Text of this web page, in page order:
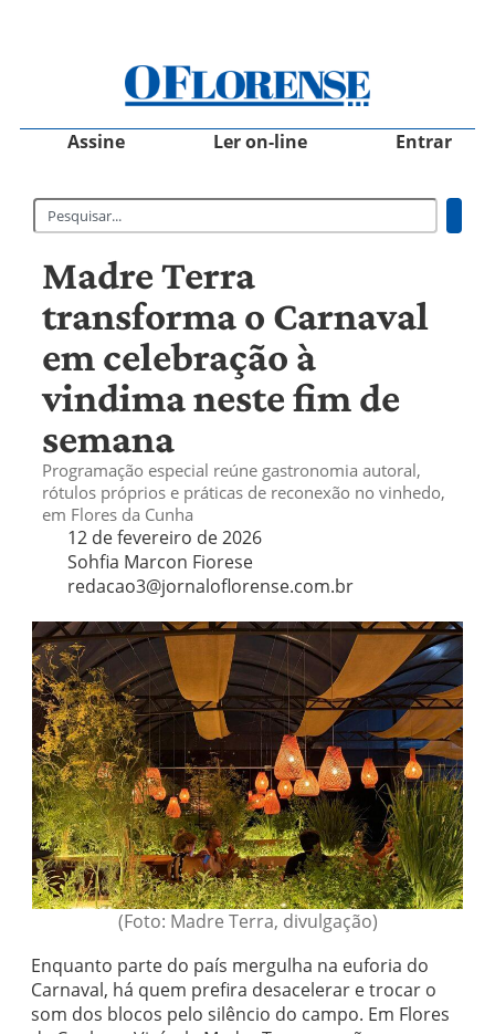
Assine Ler on-line Entrar
Madre Terra
transforma o Carnaval
em celebração à
vindima neste fim de
semana
Programação especial reúne gastronomia autoral,
rótulos próprios e práticas de reconexão no vinhedo,
em Flores da Cunha
12 de fevereiro de 2026
Sohfia Marcon Fiorese
redacao3@jornaloflorense.com.br
(Foto: Madre Terra, divulgação)
Enquanto parte do país mergulha na euforia do
Carnaval, há quem prefira desacelerar e trocar o
som dos blocos pelo silêncio do campo. Em Flores